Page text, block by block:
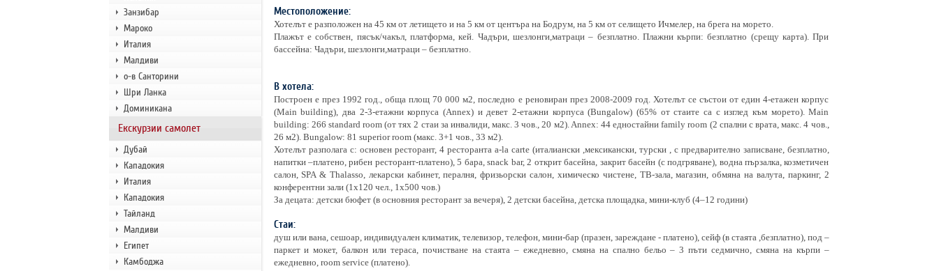
Занзибар
Мароко
Италия
Малдиви
о-в Санторини
Шри Ланка
Доминикана
Екскурзии самолет
Дубай
Кападокия
Италия
Кападокия
Тайланд
Малдиви
Египет
Камбоджа
Местоположение:
Хотелът е разположен на 45 км от летището и на 5 км от центъра на Бодрум, на 5 км от селището Ичмелер, на брега на морето.
Плажът е собствен, пясък/чакъл, платформа, кей. Чадъри, шезлонги,матраци – безплатно. Плажни кърпи: безплатно (срещу карта). При
бассейна: Чадъри, шезлонги,матраци – безплатно.
В хотела:
Построен е през 1992 год., обща площ 70 000 м2, последно е реновиран през 2008-2009 год. Хотелът се състои от един 4-етажен корпус
(Main building), два 2-3-етажни корпуса (Annex) и девет 2-етажни корпуса (Bungalow) (65% от стаите са с изглед към морето). Main
building: 266 standard room (от тях 2 стаи за инвалиди, макс. 3 чов., 20 м2). Annex: 44 едностайни family room (2 спални с врата, макс. 4 чов.,
26 м2). Bungalow: 81 superior room (макс. 3+1 чов., 33 м2).
Хотелът разполага с: основен ресторант, 4 ресторанта a-la carte (италиански ,мексикански, турски , с предварително записване, безплатно,
напитки –платено, рибен ресторант-платено), 5 бара, snack bar, 2 открит басейна, закрит басейн (с подгряване), водна пързалка, козметичен
салон, SPA & Thalasso, лекарски кабинет, пералня, фризьорски салон, химическо чистене, ТВ-зала, магазин, обмяна на валута, паркинг, 2
конферентни зали (1x120 чел., 1х500 чов.)
За децата: детски бюфет (в основния ресторант за вечеря), 2 детски басейна, детска площадка, мини-клуб (4–12 години)
Стаи:
душ или вана, сешоар, индивидуален климатик, телевизор, телефон, мини-бар (празен, зареждане - платено), сейф (в стаята ,безплатно), под –
паркет и мокет, балкон или тераса, почистване на стаята – ежедневно, смяна на спално бельо – 3 пъти седмично, смяна на кърпи –
ежедневно, room service (платено).